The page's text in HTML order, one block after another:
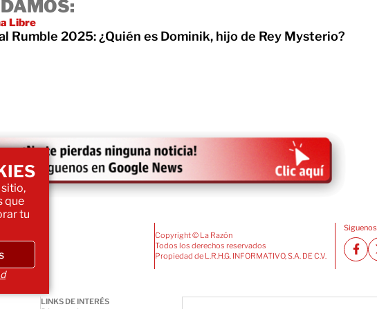
Libre
Rumble 2025: ¿Quién es Dominik, hijo de Rey Mysterio?
Copyright © La Razón
Todos los derechos reservados
Propiedad de L.R.H.G. INFORMATIVO, S.A. DE C.V.
LINKS DE INTERÉS
que
tu